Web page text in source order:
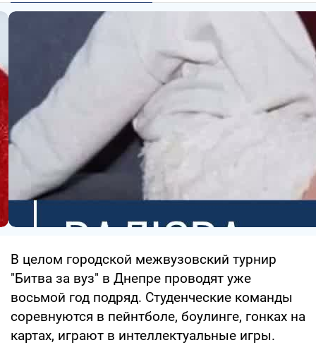
В целом городской межвузовский турнир
"Битва за вуз" в Днепре проводят уже
восьмой год подряд. Студенческие команды
соревнуются в пейнтболе, боулинге, гонках на
картах, играют в интеллектуальные игры.